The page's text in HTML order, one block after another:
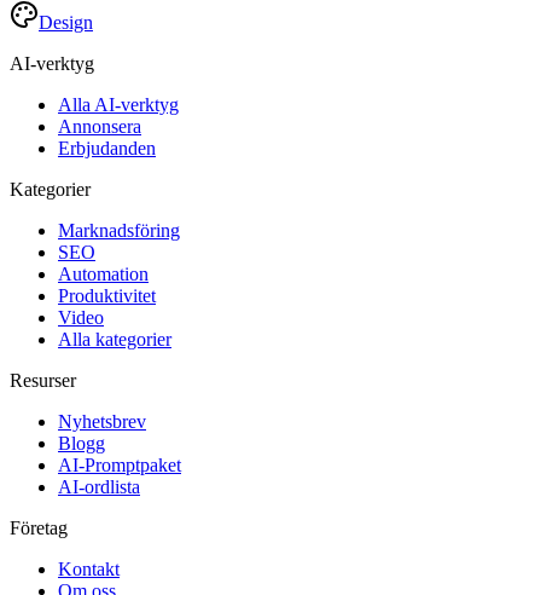
Design
AI-verktyg
Alla AI-verktyg
Annonsera
Erbjudanden
Kategorier
Marknadsföring
SEO
Automation
Produktivitet
Video
Alla kategorier
Resurser
Nyhetsbrev
Blogg
AI-Promptpaket
AI-ordlista
Företag
Kontakt
Om oss